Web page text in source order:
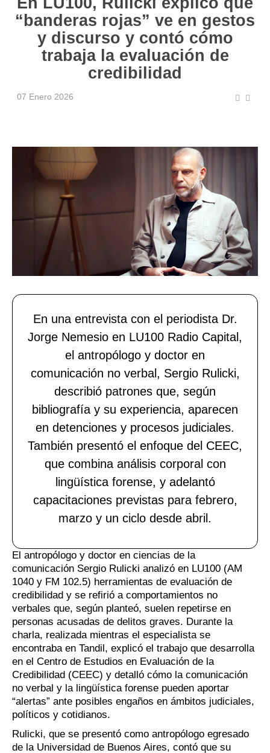
“banderas rojas” ve en gestos
y discurso y contó cómo
trabaja la evaluación de
credibilidad
07 Enero 2026
En una entrevista con el periodista Dr.
Jorge Nemesio en LU100 Radio Capital,
el antropólogo y doctor en
comunicación no verbal, Sergio Rulicki,
describió patrones que, según
bibliografía y su experiencia, aparecen
en detenciones y procesos judiciales.
También presentó el enfoque del CEEC,
que combina análisis corporal con
lingüística forense, y adelantó
capacitaciones previstas para febrero,
marzo y un ciclo desde abril.
El antropólogo y doctor en ciencias de la
comunicación Sergio Rulicki analizó en LU100 (AM
1040 y FM 102.5) herramientas de evaluación de
credibilidad y se refirió a comportamientos no
verbales que, según planteó, suelen repetirse en
personas acusadas de delitos graves. Durante la
charla, realizada mientras el especialista se
encontraba en Tandil, explicó el trabajo que desarrolla
en el Centro de Estudios en Evaluación de la
Credibilidad (CEEC) y detalló cómo la comunicación
no verbal y la lingüística forense pueden aportar
“alertas” ante posibles engaños en ámbitos judiciales,
políticos y cotidianos.
Rulicki, que se presentó como antropólogo egresado
de la Universidad de Buenos Aires, contó que su